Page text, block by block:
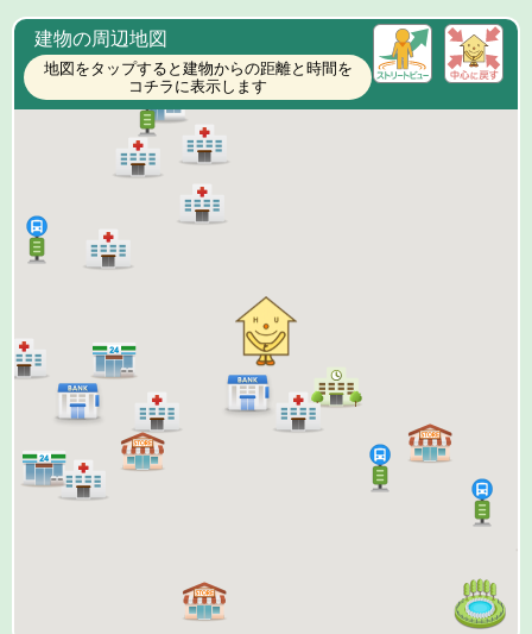
建物の周辺地図
地図をタップすると建物からの距離と時間を
コチラに表示します